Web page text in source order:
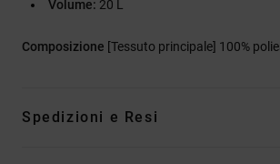
Volume: 20 L
Composizione [Tessuto principale] 100%
Spedizioni e Resi